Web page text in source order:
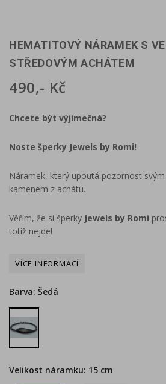
HEMATITOVÝ NÁRAMEK S
STŘEDOVÝM ACHÁTEM
490,- Kč
Chcete být výjimečná?
Noste šperky Jewels by Romi!
Náramek, který upoutá pozornost
kamenem z achátu.
Věřím, že si šperky Jewels by Romi
totiž nejde!
Barva: Šedá
Šedá
Velikost náramku: 15 cm